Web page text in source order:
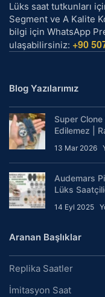
Lüks saat tutkunları
Segment ve A Kalite
bilgi için WhatsApp
ulaşabilirsiniz: +90
Blog Yazılarımız
Super
Edilemez |
13 Mar 2026
Audemars
Lüks
14 Eyl 2025
Aranan Başlıklar
Replika Saatler
İmitasyon Saat